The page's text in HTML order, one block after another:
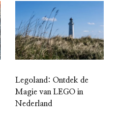
Legoland: Ontdek de
Magie van LEGO in
Nederland